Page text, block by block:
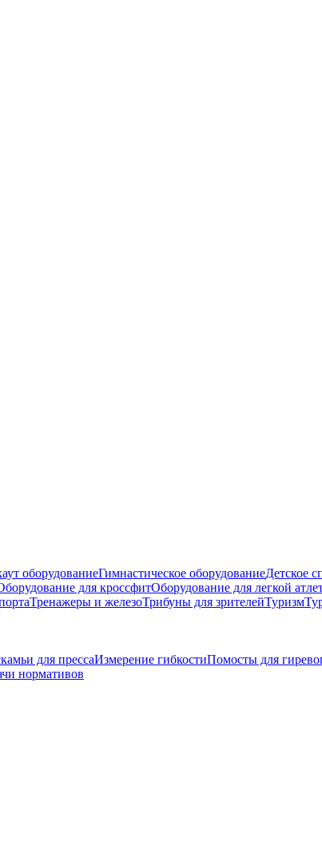
оборудованиеГимнастическое оборудованиеДетское
для кроссфитОборудование для легкой
Тренажеры и железоТрибуны для зрителейТуризм
для прессаИзмерение гибкостиПомосты для
нормативов